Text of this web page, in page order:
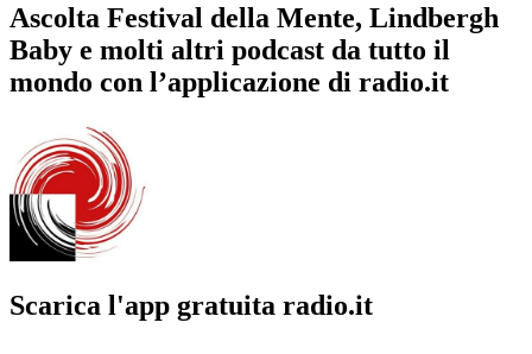
Ascolta Festival della Mente, Lindbergh
Baby e molti altri podcast da tutto il
mondo con l’applicazione di radio.it
Scarica l'app gratuita radio.it